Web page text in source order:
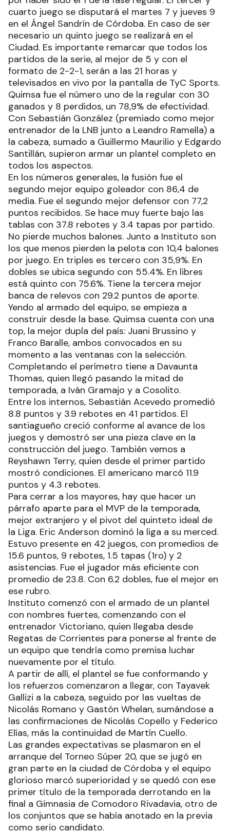
cuarto juego se disputará el martes 7 y jueves 9
en el Ángel Sandrín de Córdoba. En caso de ser
necesario un quinto juego se realizará en el
Ciudad. Es importante remarcar que todos los
partidos de la serie, al mejor de 5 y con el
formato de 2-2-1, serán a las 21 horas y
televisados en vivo por la pantalla de TyC Sports.
Quimsa fue el número uno de la regular con 30
ganados y 8 perdidos, un 78,9% de efectividad.
Con Sebastián González (premiado como mejor
entrenador de la LNB junto a Leandro Ramella) a
la cabeza, sumado a Guillermo Maurilio y Edgardo
Santillán, supieron armar un plantel completo en
todos los aspectos.
En los números generales, la fusión fue el
segundo mejor equipo goleador con 86,4 de
media. Fue el segundo mejor defensor con 77,2
puntos recibidos. Se hace muy fuerte bajo las
tablas con 37.8 rebotes y 3.4 tapas por partido.
No pierde muchos balones. Junto a Instituto son
los que menos pierden la pelota con 10,4 balones
por juego. En triples es tercero con 35,9%. En
dobles se ubica segundo con 55.4%. En libres
está quinto con 75.6%. Tiene la tercera mejor
banca de relevos con 29.2 puntos de aporte.
Yendo al armado del equipo, se empieza a
construir desde la base. Quimsa cuenta con una
top, la mejor dupla del país: Juani Brussino y
Franco Baralle, ambos convocados en su
momento a las ventanas con la selección.
Completando el perímetro tiene a Davaunta
Thomas, quien llegó pasando la mitad de
temporada, a Iván Gramajo y a Cosolito.
Entre los internos, Sebastián Acevedo promedió
8.8 puntos y 3.9 rebotes en 41 partidos. El
santiagueño creció conforme al avance de los
juegos y demostró ser una pieza clave en la
construcción del juego. También vemos a
Reyshawn Terry, quien desde el primer partido
mostró condiciones. El americano marcó 11.9
puntos y 4.3 rebotes.
Para cerrar a los mayores, hay que hacer un
párrafo aparte para el MVP de la temporada,
mejor extranjero y el pivot del quinteto ideal de
la Liga. Eric Anderson dominó la liga a su merced.
Estuvo presente en 42 juegos, con promedios de
15.6 puntos, 9 rebotes, 1.5 tapas (1ro) y 2
asistencias. Fue el jugador más eficiente con
promedio de 23.8. Con 6.2 dobles, fue el mejor en
ese rubro.
Instituto comenzó con el armado de un plantel
con nombres fuertes, comenzando con el
entrenador Victoriano, quien llegaba desde
Regatas de Corrientes para ponerse al frente de
un equipo que tendría como premisa luchar
nuevamente por el título.
A partir de allí, el plantel se fue conformando y
los refuerzos comenzaron a llegar, con Tayavek
Gallizi a la cabeza, seguido por las vueltas de
Nicolás Romano y Gastón Whelan, sumándose a
las confirmaciones de Nicolás Copello y Federico
Elías, más la continuidad de Martín Cuello.
Las grandes expectativas se plasmaron en el
arranque del Torneo Súper 20, que se jugó en
gran parte en la ciudad de Córdoba y el equipo
glorioso marcó superioridad y se quedó con ese
primer título de la temporada derrotando en la
final a Gimnasia de Comodoro Rivadavia, otro de
los conjuntos que se había anotado en la previa
como serio candidato.